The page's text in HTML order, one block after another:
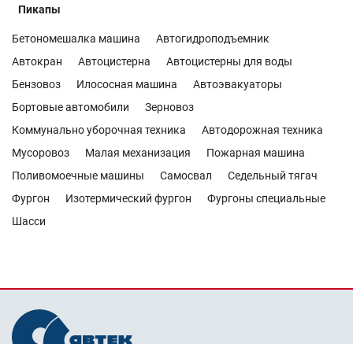
Пикапы
Бетономешалка машина
Автогидроподъемник
Автокран
Автоцистерна
Автоцистерны для воды
Бензовоз
Илососная машина
Автоэвакуаторы
Бортовые автомобили
Зерновоз
Коммунально уборочная техника
Автодорожная техника
Мусоровоз
Малая механизация
Пожарная машина
Поливомоечные машины
Самосвал
Седельный тягач
Фургон
Изотермический фургон
Фургоны специальные
Шасси